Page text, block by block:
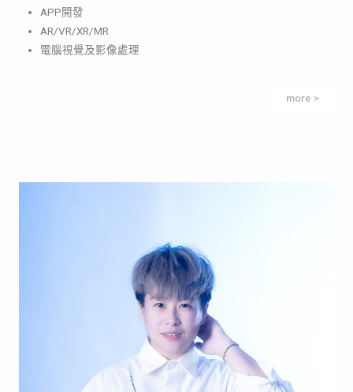
APP開發
AR/VR/XR/MR
電腦視覺及影像處理
more >